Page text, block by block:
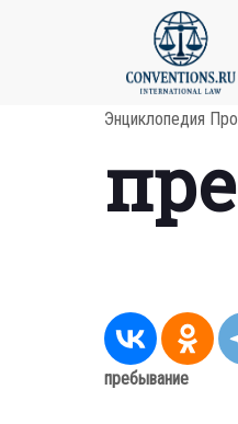
Энциклопедия
пребывание